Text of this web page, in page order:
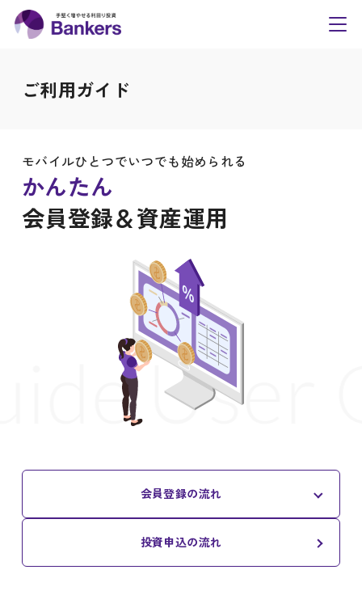
Bankers(バンカーズ) |
ご利用ガイド
モバイルひとつでいつでも始められる
かんたん
会員登録＆資産運用
会員登録の流れ
投資申込の流れ
User